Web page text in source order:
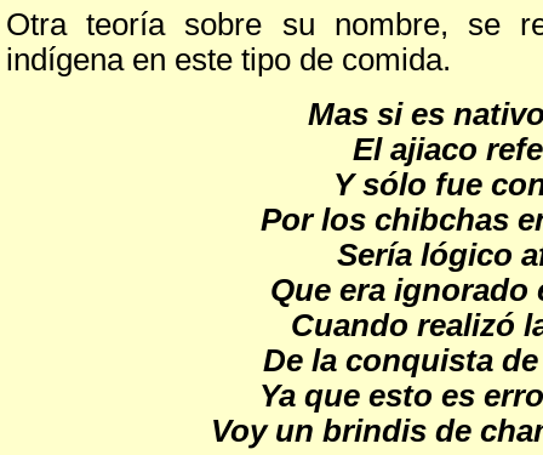
Otra teoría sobre su nombre, se
indígena en este tipo de comida.
Mas si es
El ajiaco
Y sólo fue
Por los chibchas
Sería lógico
Que era ignorado
Cuando realizó
De la conquista
Ya que esto es
Voy un brindis de